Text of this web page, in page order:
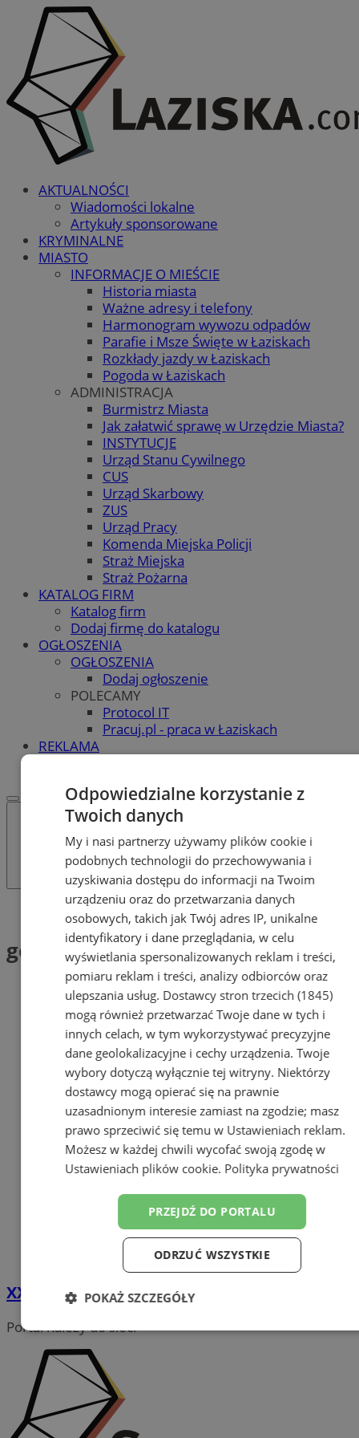
AKTUALNOŚCI
Wiadomości lokalne
Artykuły sponsorowane
KRYMINALNE
MIASTO
INFORMACJE O MIEŚCIE
Historia miasta
Ważne adresy i telefony
Harmonogram wywozu odpadów
Parafie i Msze Święte w Łaziskach
Rozkłady jazdy w Łaziskach
Pogoda w Łaziskach
ADMINISTRACJA
Burmistrz Miasta
Jak załatwić sprawę w Urzędzie Miasta?
INSTYTUCJE
Urząd Stanu Cywilnego
CUS
Urząd Skarbowy
ZUS
Urząd Pracy
Komenda Miejska Policji
Straż Miejska
Straż Pożarna
KATALOG FIRM
Katalog firm
Dodaj firmę do katalogu
OGŁOSZENIA
OGŁOSZENIA
Dodaj ogłoszenie
POLECAMY
Protocol IT
Pracuj.pl - praca w Łaziskach
REKLAMA
Tag: górne
górne (1)
XXX Turniej Piłki Ręcznej im. J. Olszówki
Portal należy do sieci
Odpowiedzialne korzystanie z
Twoich danych
My i nasi partnerzy używamy plików cookie i
podobnych technologii do przechowywania i
uzyskiwania dostępu do informacji na Twoim
urządzeniu oraz do przetwarzania danych
osobowych, takich jak Twój adres IP, unikalne
identyfikatory i dane przeglądania, w celu
wyświetlania spersonalizowanych reklam i treści,
pomiaru reklam i treści, analizy odbiorców oraz
ulepszania usług. Dostawcy stron trzecich (1845)
mogą również przetwarzać Twoje dane w tych i
innych celach, w tym wykorzystywać precyzyjne
dane geolokalizacyjne i cechy urządzenia. Twoje
wybory dotyczą wyłącznie tej witryny. Niektórzy
dostawcy mogą opierać się na prawnie
uzasadnionym interesie zamiast na zgodzie; masz
prawo sprzeciwić się temu w Ustawieniach reklam.
Możesz w każdej chwili wycofać swoją zgodę w
Ustawieniach plików cookie. Polityka prywatności
PRZEJDŹ DO PORTALU
ODRZUĆ WSZYSTKIE
POKAŻ SZCZEGÓŁY
Niezbędne Wydajność Targetowanie
Funkcjonalność